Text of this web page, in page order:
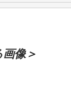
画像＞